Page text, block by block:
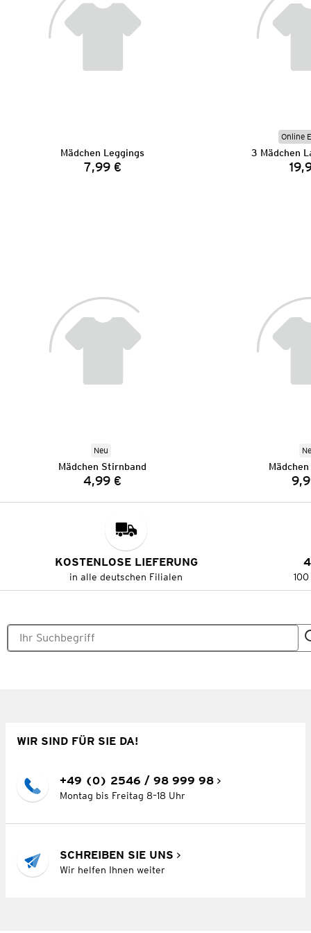
Mädchen Leggings
Preis:
7,99 €
Online
3 Mädchen
Neu
Mädchen Stirnband
Preis:
4,99 €
KOSTENLOSE LIEFERUNG
in alle deutschen Filialen
WIR SIND FÜR SIE DA!
+49 (0) 2546 / 98 999 98
Montag bis Freitag 8–18 Uhr
SCHREIBEN SIE UNS
Wir helfen Ihnen weiter